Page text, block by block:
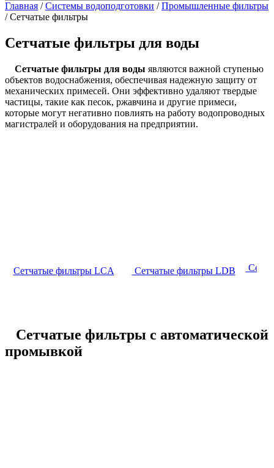
Главная /Системы водоподготовки /Промышленные фильтры
/Сетчатые фильтры
Сетчатые фильтры для воды
Сетчатые фильтры для воды являются важной ступенью
объектов водоснабжения, обеспечивая надежную защиту от
механических примесей. Они эффективно удаляют твердые
частицы, такие как песок, ржавчина и другие примеси,
которые могут негативно повлиять на работу водопроводных
магистралей и оборудования на предприятии.
Сетчатые фильтры LCA Сетчатые фильтры LDB
Сетчатые фильтры с автоматической
промывкой